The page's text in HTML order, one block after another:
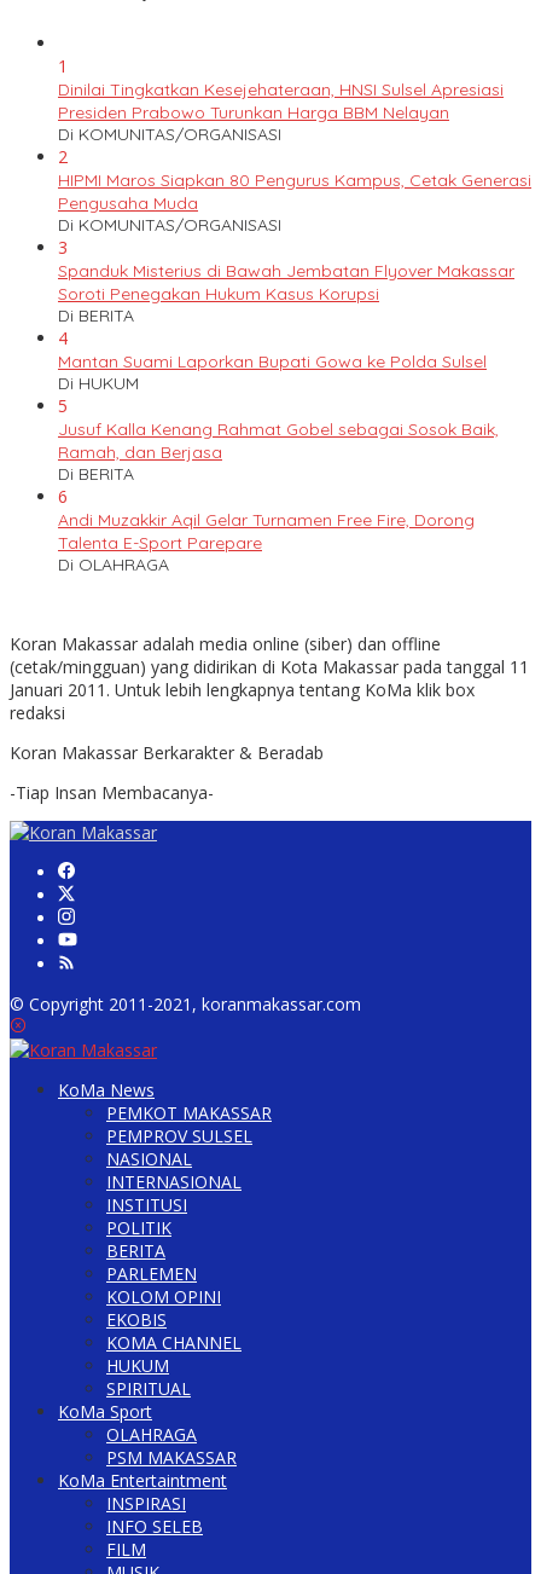
1
Dinilai Tingkatkan Kesejehateraan, HNSI Sulsel Apresiasi
Presiden Prabowo Turunkan Harga BBM Nelayan
Di KOMUNITAS/ORGANISASI
2
HIPMI Maros Siapkan 80 Pengurus Kampus, Cetak Generasi
Pengusaha Muda
Di KOMUNITAS/ORGANISASI
3
Spanduk Misterius di Bawah Jembatan Flyover Makassar
Soroti Penegakan Hukum Kasus Korupsi
Di BERITA
4
Mantan Suami Laporkan Bupati Gowa ke Polda Sulsel
Di HUKUM
5
Jusuf Kalla Kenang Rahmat Gobel sebagai Sosok Baik,
Ramah, dan Berjasa
Di BERITA
6
Andi Muzakkir Aqil Gelar Turnamen Free Fire, Dorong
Talenta E-Sport Parepare
Di OLAHRAGA
Koran Makassar adalah media online (siber) dan offline
(cetak/mingguan) yang didirikan di Kota Makassar pada tanggal 11
Januari 2011. Untuk lebih lengkapnya tentang KoMa klik box
redaksi
Koran Makassar Berkarakter & Beradab
-Tiap Insan Membacanya-
© Copyright 2011-2021, koranmakassar.com
KoMa News
PEMKOT MAKASSAR
PEMPROV SULSEL
NASIONAL
INTERNASIONAL
INSTITUSI
POLITIK
BERITA
PARLEMEN
KOLOM OPINI
EKOBIS
KOMA CHANNEL
HUKUM
SPIRITUAL
KoMa Sport
OLAHRAGA
PSM MAKASSAR
KoMa Entertaintment
INSPIRASI
INFO SELEB
FILM